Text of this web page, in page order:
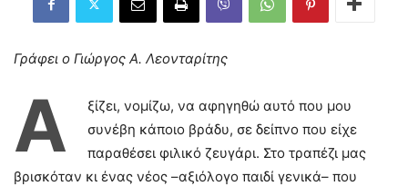
Γράφει ο Γιώργος Α. Λεονταρίτης
Α
ξίζει, νομίζω, να αφηγηθώ αυτό που μου
συνέβη κάποιο βράδυ, σε δείπνο που είχε
παραθέσει φιλικό ζευγάρι. Στο τραπέζι μας
βρισκόταν κι ένας νέος –αξιόλογο παιδί γενικά– που